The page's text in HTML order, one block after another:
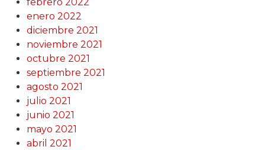
febrero 2022
enero 2022
diciembre 2021
noviembre 2021
octubre 2021
septiembre 2021
agosto 2021
julio 2021
junio 2021
mayo 2021
abril 2021